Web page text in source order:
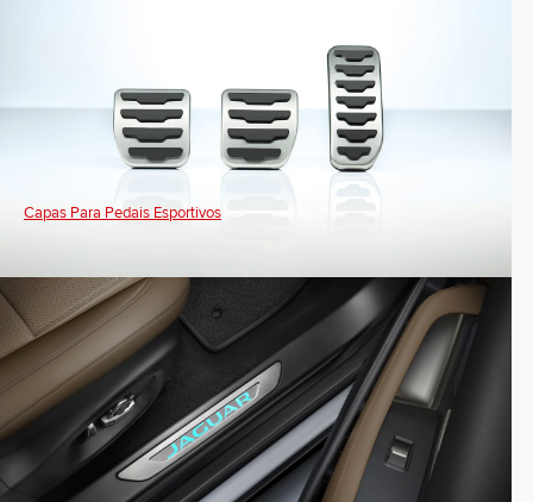
Capas Para Pedais Esportivos